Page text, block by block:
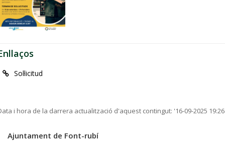
Sol·licitud
i hora de la darrera actualització d'aquest contingut: '16-09-2025 19:26
Ajuntament de Font-rubí